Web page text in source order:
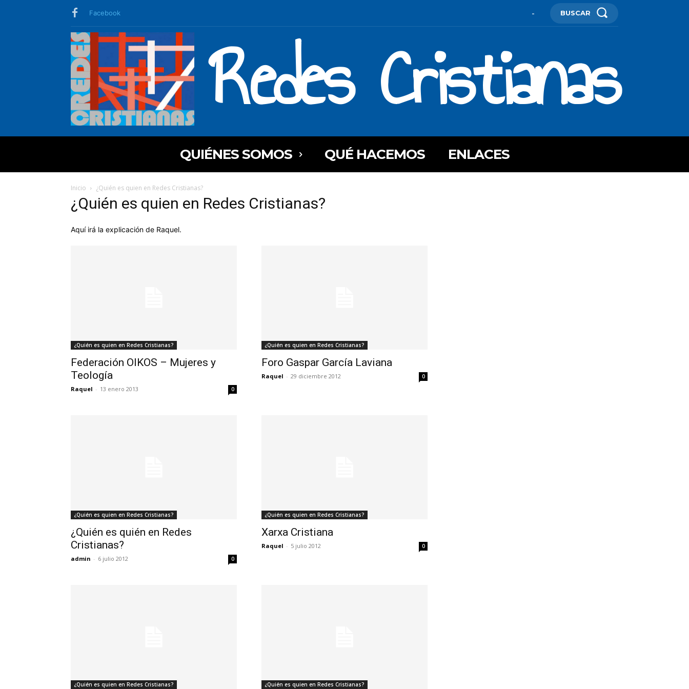
Facebook - BUSCAR
Redes Cristianas
QUIÉNES SOMOS QUÉ HACEMOS ENLACES
Inicio ¿Quién es quien en Redes Cristianas?
¿Quién es quien en Redes Cristianas?
Aquí irá la explicación de Raquel.
¿Quién es quien en Redes Cristianas?
Federación OIKOS – Mujeres y
Teología
Raquel - 13 enero 2013 0
¿Quién es quien en Redes Cristianas?
Foro Gaspar García Laviana
Raquel - 29 diciembre 2012 0
¿Quién es quien en Redes Cristianas?
¿Quién es quién en Redes
Cristianas?
admin - 6 julio 2012 0
¿Quién es quien en Redes Cristianas?
Xarxa Cristiana
Raquel - 5 julio 2012 0
¿Quién es quien en Redes Cristianas? ¿Quién es quien en Redes Cristianas?